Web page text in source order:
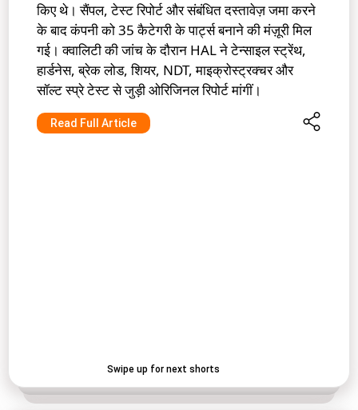
किए थे। सैंपल, टेस्ट रिपोर्ट और संबंधित दस्तावेज़ जमा करने
के बाद कंपनी को 35 कैटेगरी के पार्ट्स बनाने की मंज़ूरी मिल
गई। क्वालिटी की जांच के दौरान HAL ने टेन्साइल स्ट्रेंथ,
हार्डनेस, ब्रेक लोड, शियर, NDT, माइक्रोस्ट्रक्चर और
सॉल्ट स्प्रे टेस्ट से जुड़ी ओरिजिनल रिपोर्ट मांगीं।
Read Full Article
Swipe up for next shorts